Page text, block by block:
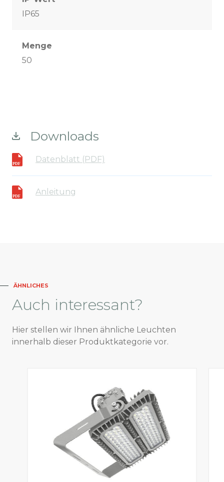
IP65
Menge
50
Downloads
Datenblatt (PDF)
Anleitung
ÄHNLICHES
Auch interessant?
Hier stellen wir Ihnen ähnliche Leuchten
innerhalb dieser Produktkategorie vor.